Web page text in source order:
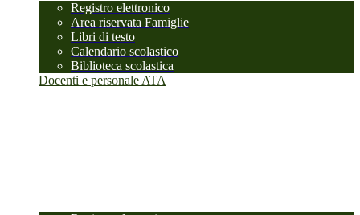
Registro elettronico
Area riservata Famiglie
Libri di testo
Calendario scolastico
Biblioteca scolastica
Docenti e personale ATA